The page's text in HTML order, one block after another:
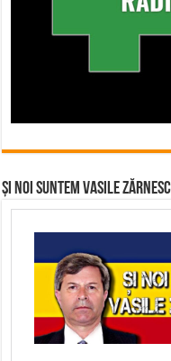
Și noi suntem Vasile